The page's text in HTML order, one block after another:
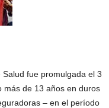
fue promulgada el 3
más de 13 años en duros
– en el período